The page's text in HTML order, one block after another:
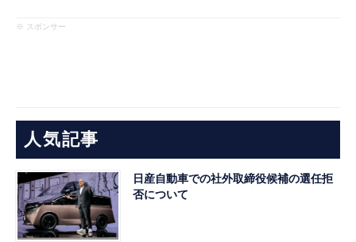
※ スポンサー
人気記事
日産自動車での社外取締役候補の選任拒
否について